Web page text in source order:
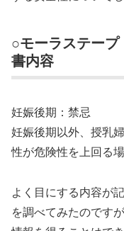
○モーラステー
書内容
妊娠後期：禁忌
妊娠後期以外、授乳
性が危険性を上回る
よく目にする内容が
を調べてみたのです